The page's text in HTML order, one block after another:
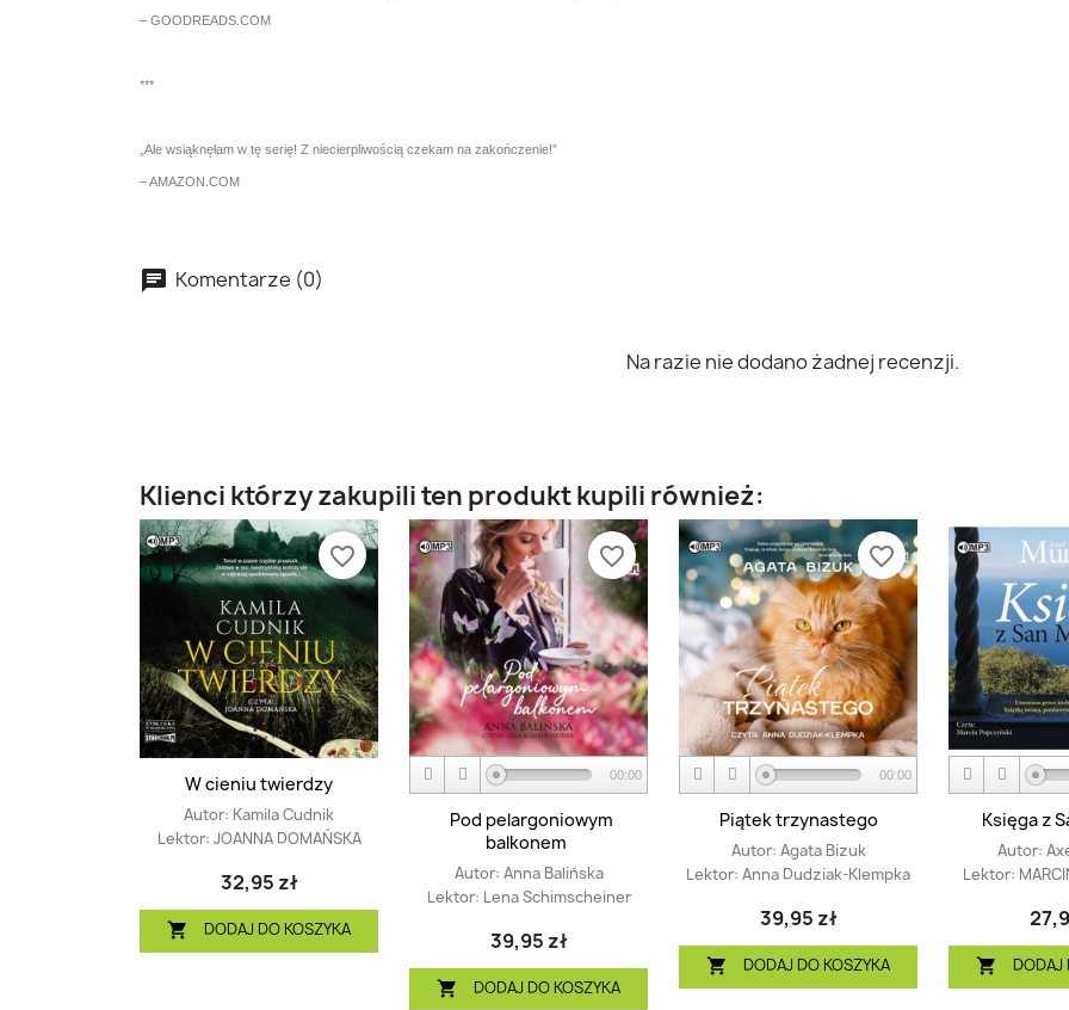
– GOODREADS.COM
***
„Ale wsiąknęłam w tę serię! Z niecierpliwością czekam na zakończenie!”
– AMAZON.COM
Komentarze (0)
Na razie nie dodano żadnej recenzji.
Klienci którzy zakupili ten produkt kupili również:
W cieniu twierdzy
Autor: Kamila Cudnik
Lektor: JOANNA DOMAŃSKA
32,95 zł
 DODAJ DO KOSZYKA
favorite_border
00:00
Pod pelargoniowym
balkonem
Autor: Anna Balińska
Lektor: Lena Schimscheiner
39,95 zł
 DODAJ DO KOSZYKA
favorite_border
00:00
Piątek trzynastego
Autor: Agata Bizuk
Lektor: Anna Dudziak-Klempka
39,95 zł
 DODAJ DO KOSZYKA
favorite_border
Księga z
Autor:
Lektor:
 DODAJ